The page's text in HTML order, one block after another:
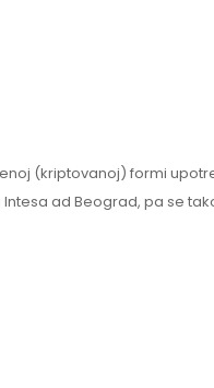
(kriptovanoj) formi
ad Beograd, pa se